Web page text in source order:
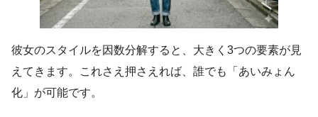
彼女のスタイルを因数分解すると、大きく3つの要素が見
えてきます。これさえ押さえれば、誰でも「あいみょん
化」が可能です。